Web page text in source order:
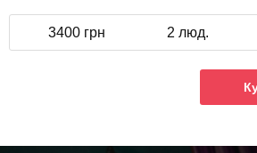
3400 грн 2 люд.